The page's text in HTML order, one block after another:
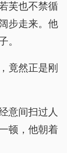
芙也不禁循
步走来。他
。
竟然正是刚
意间扫过人
顿，他朝着